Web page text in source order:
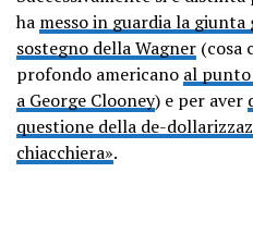
ha messo in guardia la
sostegno della Wagner (cosa
profondo americano al
a George Clooney) e per aver
questione della de-
chiacchiera».